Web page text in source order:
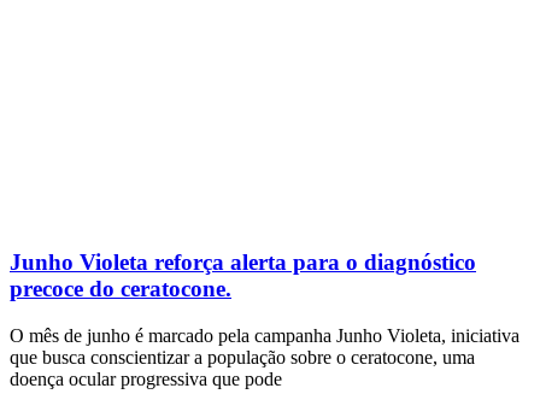
Junho Violeta reforça alerta para o diagnóstico
precoce do ceratocone.
O mês de junho é marcado pela campanha Junho Violeta, iniciativa
que busca conscientizar a população sobre o ceratocone, uma
doença ocular progressiva que pode